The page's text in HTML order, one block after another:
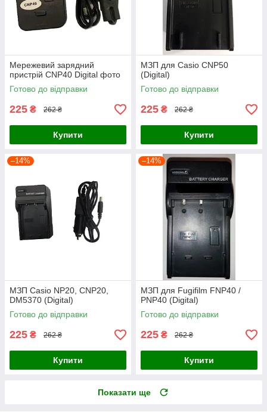
Мережевий зарядний
пристрій CNP40 Digital фото
Готово до відправки
225 ₴ 262 ₴
Купити
МЗП для Casio CNP50
(Digital)
Готово до відправки
225 ₴ 262 ₴
Купити
–14%
МЗП Casio NP20, CNP20,
DM5370 (Digital)
Готово до відправки
225 ₴ 262 ₴
Купити
–14%
МЗП для Fugifilm FNP40 /
PNP40 (Digital)
Готово до відправки
225 ₴ 262 ₴
Купити
Показати ще